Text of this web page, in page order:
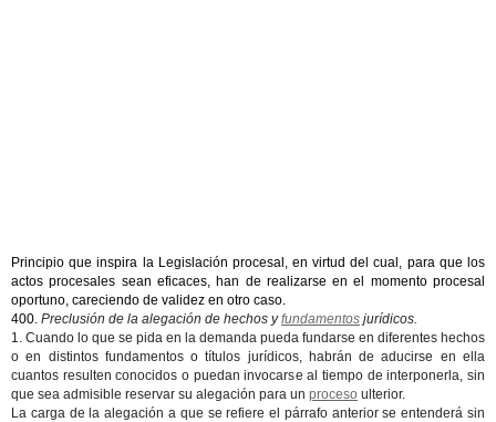
Principio que inspira la Legislación procesal, en virtud del cual, para que los
actos procesales sean eficaces, han de realizarse en el momento procesal
oportuno, careciendo de validez en otro caso.
400. Preclusión de la alegación de hechos yfundamentos jurídicos.
1. Cuando lo que se pida en la demanda pueda fundarse en diferentes hechos
o en distintos fundamentos o títulos jurídicos, habrán de aducirse en ella
cuantos resulten conocidos o puedan invocarse al tiempo de interponerla, sin
que sea admisible reservar su alegación para un proceso ulterior.
La carga de la alegación a que se refiere el párrafo anterior se entenderá sin